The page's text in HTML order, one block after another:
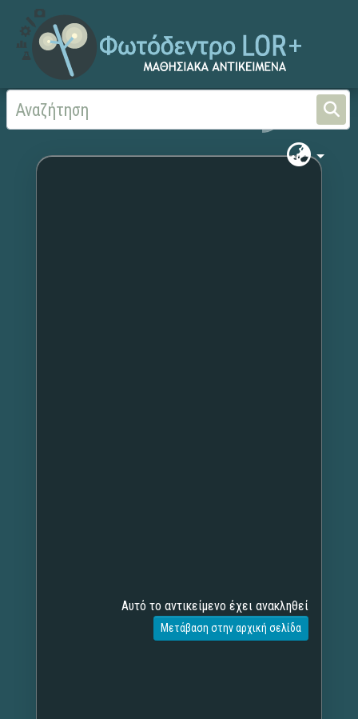
Αρχική Χωρίς τίτλο
Αυτό το αντικείμενο έχει ανακληθεί
Μετάβαση στην αρχική σελίδα